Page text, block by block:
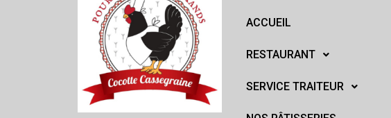
ACCUEIL
RESTAURANT
SERVICE TRAITEUR